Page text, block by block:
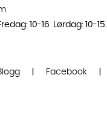
10-16 Lørdag: 10-15.
Facebook